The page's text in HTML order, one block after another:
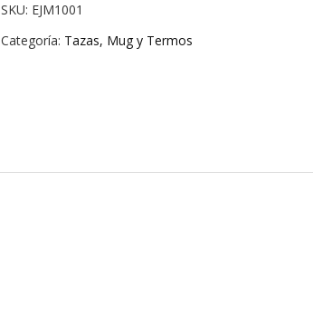
SKU: EJM1001
Categoría: Tazas, Mug y Termos